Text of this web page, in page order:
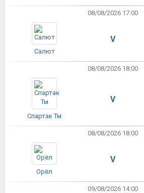
08/08/2026 17:00
Салют
V
08/08/2026 18:00
Спартак Тм
V
08/08/2026 18:00
Орёл
V
09/08/2026 14:00